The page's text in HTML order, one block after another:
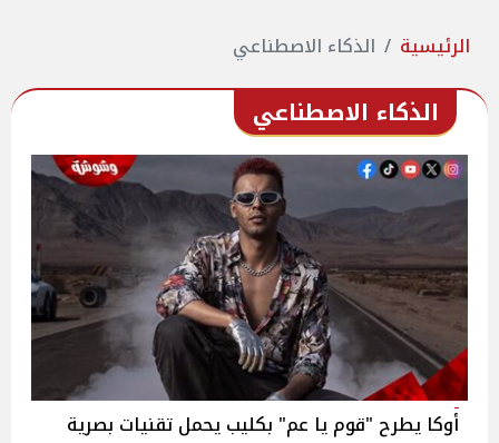
الرئيسية الذكاء الاصطناعي
الذكاء الاصطناعي
أوكا يطرح "قوم يا عم" بكليب يحمل تقنيات بصرية